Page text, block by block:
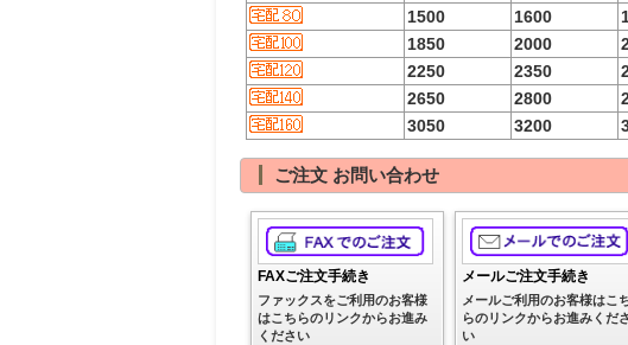
1500
1600
1850
2000
2250
2350
2650
2800
3050
3200
ご注文 お問い合わせ
FAXご注文手続き
ファックスをご利用のお客様
はこちらのリンクからお進み
ください
メールご注文手続き
メールご利用のお客様はこ
らのリンクからお進みくださ
い